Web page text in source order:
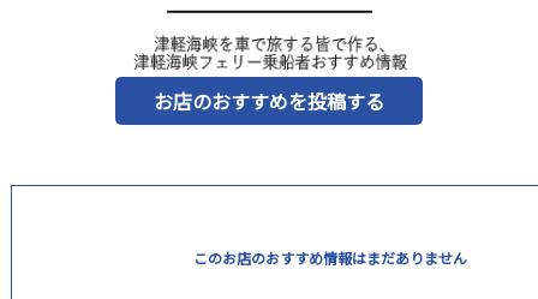
お店のおすすめを投稿する
このお店のおすすめ情報はまだありません